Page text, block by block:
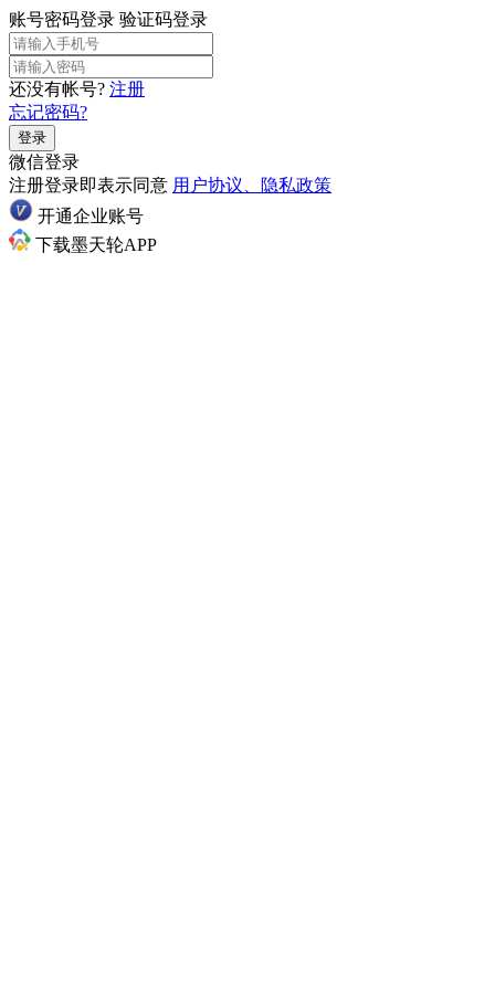
账号密码登录 验证码登录
还没有帐号? 注册
忘记密码?
登录
微信登录
注册登录即表示同意 用户协议、隐私政策
开通企业账号
下载墨天轮APP